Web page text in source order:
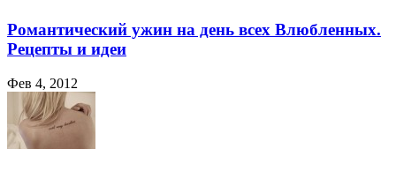
Романтический ужин на день всех Влюбленных.
Рецепты и идеи
Фев 4, 2012